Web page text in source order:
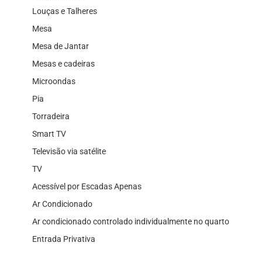
Louças e Talheres
Mesa
Mesa de Jantar
Mesas e cadeiras
Microondas
Pia
Torradeira
Smart TV
Televisão via satélite
TV
Acessível por Escadas Apenas
Ar Condicionado
Ar condicionado controlado individualmente no quarto
Entrada Privativa